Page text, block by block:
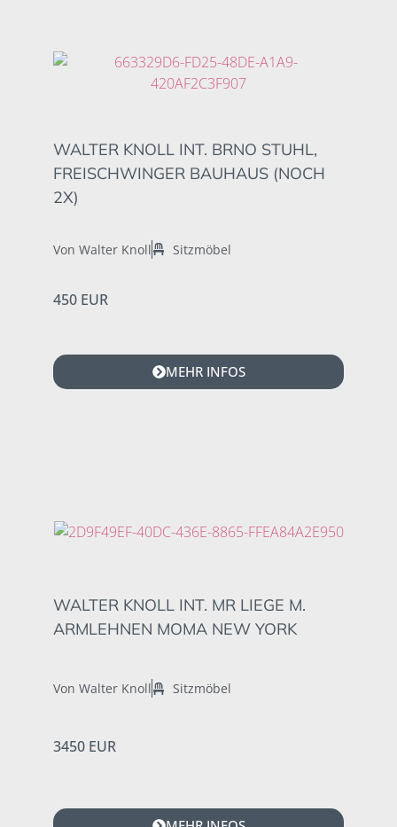
WALTER KNOLL INT. BRNO STUHL,
FREISCHWINGER BAUHAUS (NOCH
2X)
Von Walter Knoll Sitzmöbel
450 EUR
MEHR INFOS
WALTER KNOLL INT. MR LIEGE M.
ARMLEHNEN MOMA NEW YORK
Von Walter Knoll Sitzmöbel
3450 EUR